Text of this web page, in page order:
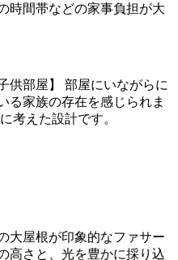
時間帯などの家事負担が大
供部屋】 部屋にいながらに
る家族の存在を感じられま
考えた設計です。
大屋根が印象的なファサー
高さと、光を豊かに採り込